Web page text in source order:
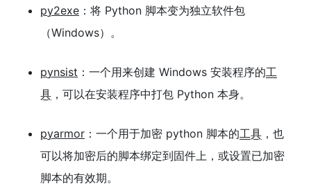
py2exe ：将 Python 脚本变为独立软件包
（Windows）。
pynsist ：一个用来创建 Windows 安装程序的工
具 ，可以在安装程序中打包 Python 本身。
pyarmor ：一个用于加密 python 脚本的工具 ，也
可以将加密后的脚本绑定到固件上，或设置已加密
脚本的有效期。